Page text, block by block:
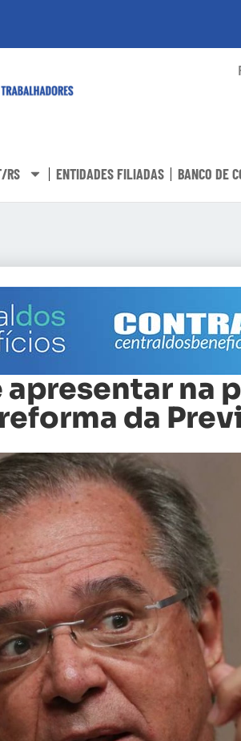
RS ENTIDADES FILIADAS BANCO DE
apresentar na
da